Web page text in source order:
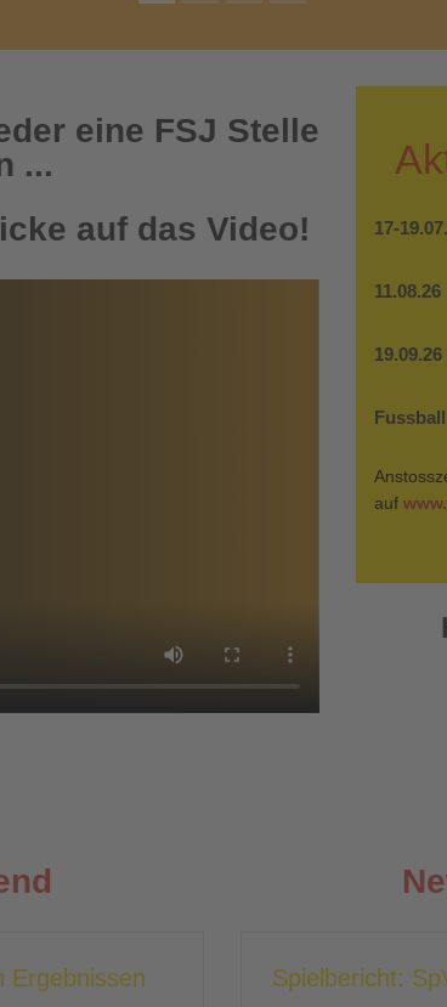
eine FSJ Stelle
...
auf das Video!
17-
11.08.26
19.09.26
Fussball
auf
Ergebnissen Spielbericht: